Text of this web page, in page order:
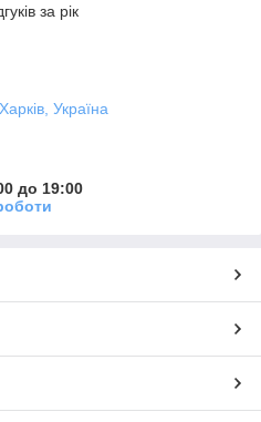
за рік
Україна
до 19:00